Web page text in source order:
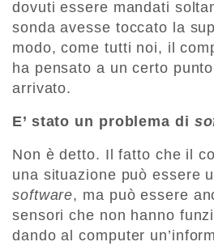
dovuti essere mandati
sonda avesse toccato la
modo, come tutti noi, il
ha pensato a un certo
arrivato.
E’ stato un problema di
Non è detto. Il fatto che il
una situazione può essere
software, ma può essere
sensori che non hanno
dando al computer